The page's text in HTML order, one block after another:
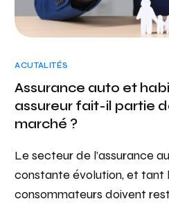
ACUTALITÉS
Assurance auto et
assureur fait-il partie
marché ?
Le secteur de l’assurance
constante évolution, et tant
consommateurs doivent